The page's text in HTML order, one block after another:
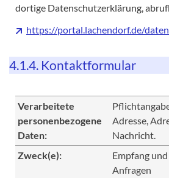
dortige Datenschutzerklärung,
https://portal.lachendorf.de/
4.1.4. Kontaktformular
Verarbeitete
personenbezogene
Daten:
Adresse,
Nachricht.
Zweck(e):
Empfang
Anfragen